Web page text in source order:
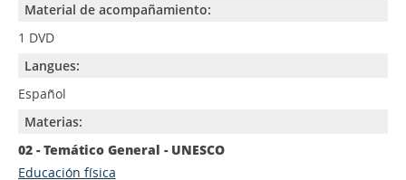
Material de acompañamiento:
1 DVD
Langues:
Español
Materias:
02 - Temático General - UNESCO
Educación física